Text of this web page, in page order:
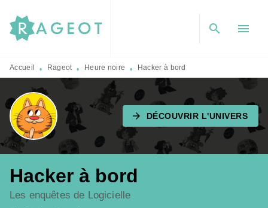
MENU RECHERCHE
PIED DE PAGE
search menu
Accueil • Rageot • Heure noire • Hacker à bord
arrow_forward DÉCOUVRIR L'UNIVERS
Hacker à bord
Les enquêtes de Logicielle